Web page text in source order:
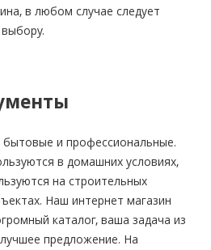
в любом случае следует
и профессиональные.
в домашних условиях,
на строительных
Наш интернет магазин
каталог, ваша задача из
предложение. На